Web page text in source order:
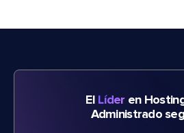
El Líder en
Administrado